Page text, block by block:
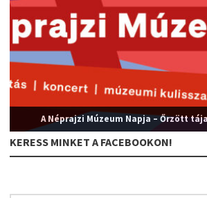
A Néprajzi Múzeum Napja – Őrzött
KERESS MINKET A FACEBOOKON!